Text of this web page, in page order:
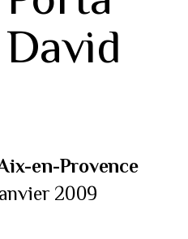
David
en-Provence
2009